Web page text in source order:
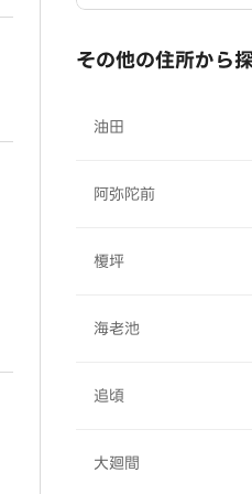
その他の住所から
油田
阿弥陀前
榎坪
海老池
追頃
大廻間